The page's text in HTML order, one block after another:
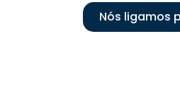
Nós ligamos